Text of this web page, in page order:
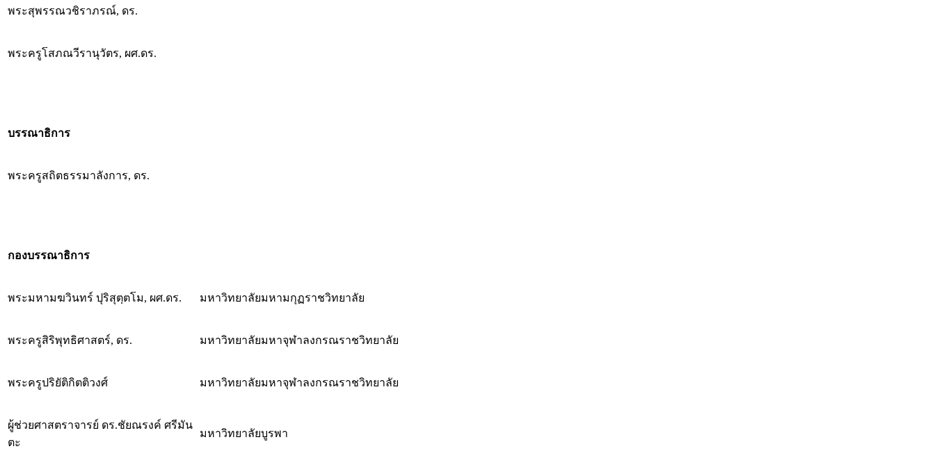
พระสุพรรณวชิราภรณ์, ดร.
พระครูโสภณวีรานุวัตร, ผศ.ดร.
บรรณาธิการ
พระครูสถิตธรรมาลังการ, ดร.
กองบรรณาธิการ
พระมหามฆวินทร์ ปุริสุตฺตโม, ผศ.ดร. มหาวิทยาลัยมหามกุฏราชวิทยาลัย
พระครูสิริพุทธิศาสตร์, ดร. มหาวิทยาลัยมหาจุฬาลงกรณราชวิทยาลัย
พระครูปริยัติกิตติวงศ์ มหาวิทยาลัยมหาจุฬาลงกรณราชวิทยาลัย
ผู้ช่วยศาสตราจารย์ ดร.ชัยณรงค์ ศรีมัน
ตะ
มหาวิทยาลัยบูรพา